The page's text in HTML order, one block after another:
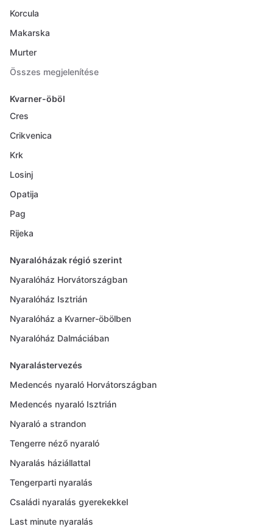
Korcula
Makarska
Murter
Összes megjelenítése
Kvarner-öböl
Cres
Crikvenica
Krk
Losinj
Opatija
Pag
Rijeka
Nyaralóházak régió szerint
Nyaralóház Horvátországban
Nyaralóház Isztrián
Nyaralóház a Kvarner-öbölben
Nyaralóház Dalmáciában
Nyaralástervezés
Medencés nyaraló Horvátországban
Medencés nyaraló Isztrián
Nyaraló a strandon
Tengerre néző nyaraló
Nyaralás háziállattal
Tengerparti nyaralás
Családi nyaralás gyerekekkel
Last minute nyaralás